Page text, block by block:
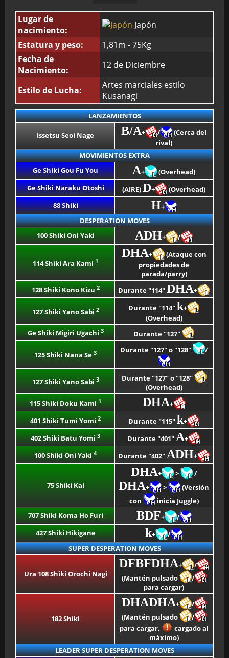
BMG-OST
Lugar de
nacimiento:
Japón
Estatura y peso:
1,81m - 75Kg
Fecha de
Nacimiento:
12 de Diciembre
Estilo de Lucha:
Artes marciales estilo
Kusanagi
LANZAMIENTOS
Issetsu Seoi Nage B/A+ /
(Cerca del
rival)
MOVIMIENTOS EXTRA
Ge Shiki Gou Fu You
A+
(Overhead)
Ge Shiki Naraku Otoshi
(AIRE)D+
(Overhead)
88 Shiki
H+
DESPERATION MOVES
100 Shiki Oni Yaki
ADH+ /
114 Shiki Ara Kami 1
DHA+
(Ataque con
propiedades de
parada/parry)
128 Shiki Kono Kizu2 Durante "114"DHA+
127 Shiki Yano Sabi 2 Durante "114"k+
(Overhead)
Ge Shiki Migiri Ugachi3 Durante "127"
125 Shiki Nana Se 3 Durante "127" o "128" /
127 Shiki Yano Sabi 3
Durante "127" o "128"
(Overhead)
115 Shiki Doku Kami1 DHA+
401 Shiki Tumi Yomi2 Durante "115"k+
402 Shiki Batu Yomi3 Durante "401" A+
100 Shiki Oni Yaki4 Durante "402" ADH+
75 Shiki Kai
DHA+ > /
DHA+ >
(Versión
con
inicia Juggle)
707 Shiki Koma Ho Furi
BDF+
/
427 Shiki Hikigane
k+
/
SUPER DESPERATION MOVES
Ura 108 Shiki Orochi Nagi
DFBFDHA+
/
(Mantén pulsado
/
para cargar)
182 Shiki
DHADHA+
/
(Mantén pulsado
/
para cargar,
cargado al
máximo)
LEADER SUPER DESPERATION MOVES